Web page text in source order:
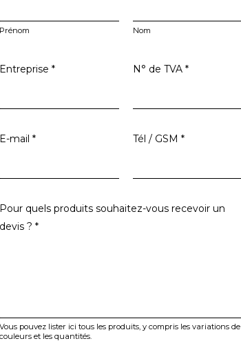
Prénom Nom
S
G
é
Entreprise * N° de TVA *
E-mail * Tél / GSM *
Pour quels produits souhaitez-vous recevoir un
devis ? *
Vous pouvez lister ici tous les produits, y compris les variations de
couleurs et les quantités.